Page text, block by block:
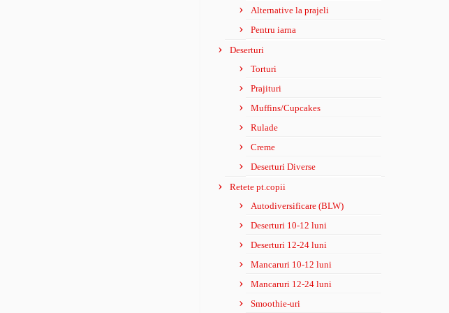
Alternative la prajeli
Pentru iarna
Deserturi
Torturi
Prajituri
Muffins/Cupcakes
Rulade
Creme
Deserturi Diverse
Retete pt.copii
Autodiversificare (BLW)
Deserturi 10-12 luni
Deserturi 12-24 luni
Mancaruri 10-12 luni
Mancaruri 12-24 luni
Smoothie-uri